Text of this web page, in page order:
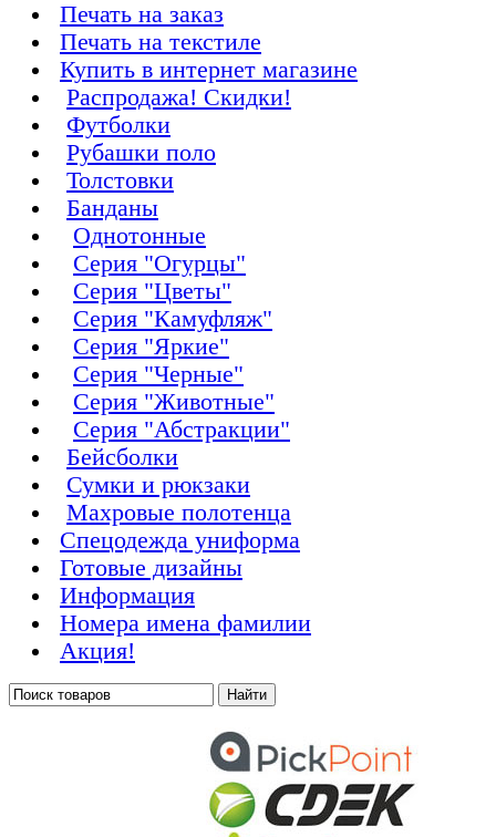
Печать на заказ
Печать на текстиле
Купить в интернет магазине
Распродажа! Скидки!
Футболки
Рубашки поло
Толстовки
Банданы
Однотонные
Серия "Огурцы"
Серия "Цветы"
Серия "Камуфляж"
Серия "Яркие"
Серия "Черные"
Серия "Животные"
Серия "Абстракции"
Бейсболки
Сумки и рюкзаки
Махровые полотенца
Cпецодежда униформа
Готовые дизайны
Информация
Номера имена фамилии
Акция!